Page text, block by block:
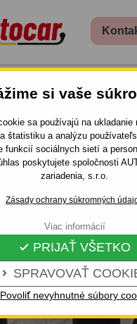
si vaše
sa používajú na ukladanie
štatistiku a analýzu
funkcií sociálnych sietí a
poskytujete spoločnosti
zariadenia, s.r.o.
Zásady ochrany súkromných
 SPRAVOVAŤ
 PRIJAŤ VŠETKO
Povoliť nevyhnutné súbory
Viac informácií
PRE KIA
SYSTÉM -